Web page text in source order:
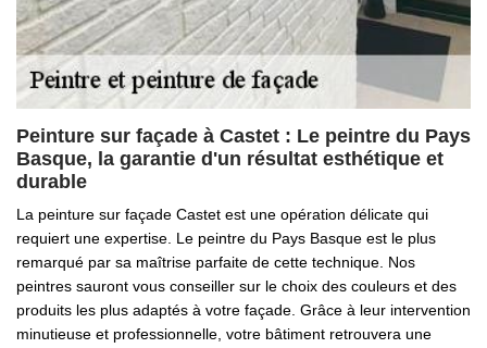
Peinture sur façade à Castet : Le peintre du Pays
Basque, la garantie d'un résultat esthétique et
durable
La peinture sur façade Castet est une opération délicate qui
requiert une expertise. Le peintre du Pays Basque est le plus
remarqué par sa maîtrise parfaite de cette technique. Nos
peintres sauront vous conseiller sur le choix des couleurs et des
produits les plus adaptés à votre façade. Grâce à leur intervention
minutieuse et professionnelle, votre bâtiment retrouvera une